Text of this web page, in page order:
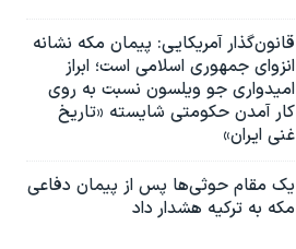
قانون‌گذار آمریکایی: پیمان مکه نشانه
انزوای جمهوری اسلامی است؛ ابراز
امیدواری جو ویلسون نسبت به روی
کار آمدن حکومتی شایسته «تاریخ
غنی ایران»
یک مقام حوثی‌ها پس از پیمان دفاعی
مکه به ترکیه هشدار داد